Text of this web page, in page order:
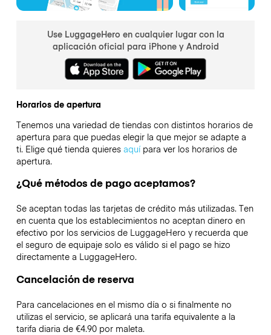
Use LuggageHero en cualquier lugar con la
aplicación oficial para iPhone y Android
Horarios de apertura
Tenemos una variedad de tiendas con distintos horarios de
apertura para que puedas elegir la que mejor se adapte a
ti. Elige qué tienda quieres aquípara ver los horarios de
apertura.
¿Qué métodos de pago aceptamos?
Se aceptan todas las tarjetas de crédito más utilizadas. Ten
en cuenta que los establecimientos no aceptan dinero en
efectivo por los servicios de LuggageHero y recuerda que
el seguro de equipaje solo es válido si el pago se hizo
directamente a LuggageHero.
Cancelación de reserva
Para cancelaciones en el mismo día o si finalmente no
utilizas el servicio, se aplicará una tarifa equivalente a la
tarifa diaria de €4.90 por maleta.